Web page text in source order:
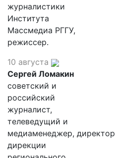
журналистики
Института
Массмедиа РГГУ,
режиссер.
10 августа
Сергей Ломакин
советский и
российский
журналист,
телеведущий и
медиаменеджер, директор
дирекции